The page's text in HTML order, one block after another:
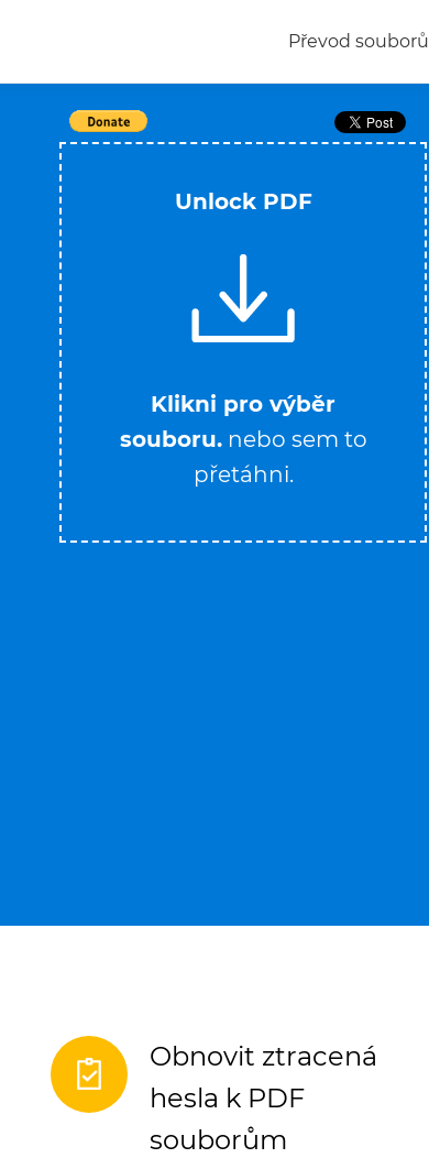
Převod souborů
Unlock PDF
Klikni pro výběr
souboru.nebo sem to
přetáhni.
Obnovit ztracená
hesla k PDF
souborům